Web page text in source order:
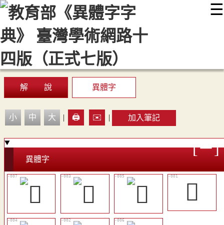
☰
::: 最新消息 常見問題 編輯說明
顯示模式
網站導覽
解 說 異體字
小 中 大 | 🖨️ ✉️ | 加入筆記
異體字
𨭛